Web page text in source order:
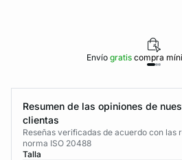
Envíogratiscompra
Resumen de las opiniones de
clientas
Reseñas verificadas de acuerdo con las
norma ISO 20488
Talla